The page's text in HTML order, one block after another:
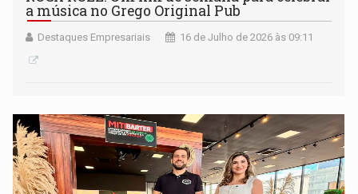
a música no Grego Original Pub
Destaques Empresariais 16 de Julho de 2026 às 09:11